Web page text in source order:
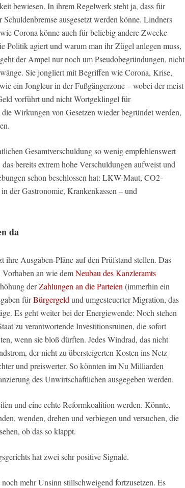
bewiesen. In ihrem Regelwerk steht ja, dass für
ausgesetzt werden könne. Lindners
Corona könne auch für beliebig andere Zwecke
Politik agiert und warum man ihr Zügel anlegen muss,
der Ampel nur noch um Pseudobegründungen, nicht
Sie jongliert mit Begriffen wie Corona, Krise,
ein Jongleur in der Fußgängerzone – wobei der meist
vorführt und nicht Wortgeklingel für
Wirkungen von Gesetzen wieder begründet werden,
Gesamtverschuldung so wenig empfehlenswert
bereits extrem hohe Verschuldungen aufweist und
schon beschlossen hat: LKW-Maut, CO2-
der Gastronomie, Krankenkassen – und
da
Ausgaben-Pläne auf den Prüfstand stellen. Das
an wie demNeubau des Kanzleramts
derZahlungen an die Parteien (immerhin ein
fürBürgergeld und umgesteuerter Migration, das
Es geht weiter bei der Energiewende: Noch stehen
zu verantwortende Investitionsruinen, die sofort
wenn sie bloß dürften. Jedes Windrad, das nicht
der nicht zu übersteigerten Kosten ins Netz
und preiswerter. So könnten im Nu Milliarden
des Unwirtschaftlichen ausgegeben werden.
und eine echte Reformkoalition werden. Könnte,
wenden, drehen und verbiegen und versuchen, die
ob das so klappt.
hat zwei sehr positive Signale.
mehr Unsinn stillschweigend fortzusetzen. Es